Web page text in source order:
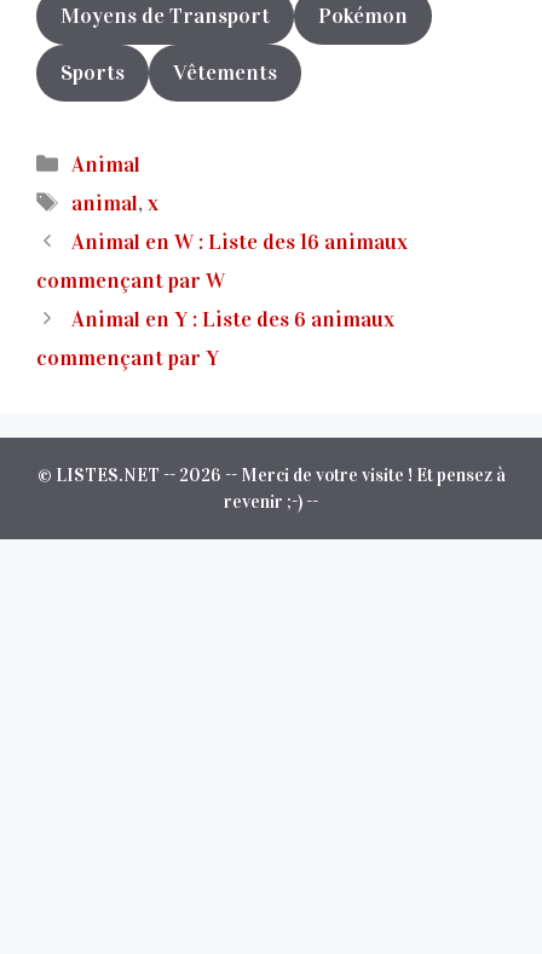
Moyens de Transport Pokémon
Sports Vêtements
Catégories
Animal
Étiquettes
animal,x
Animal en W : Liste des 16 animaux
commençant par W
Animal en Y : Liste des 6 animaux
commençant par Y
© LISTES.NET -- 2026 -- Merci de votre visite ! Et pensez à
revenir ;-) --